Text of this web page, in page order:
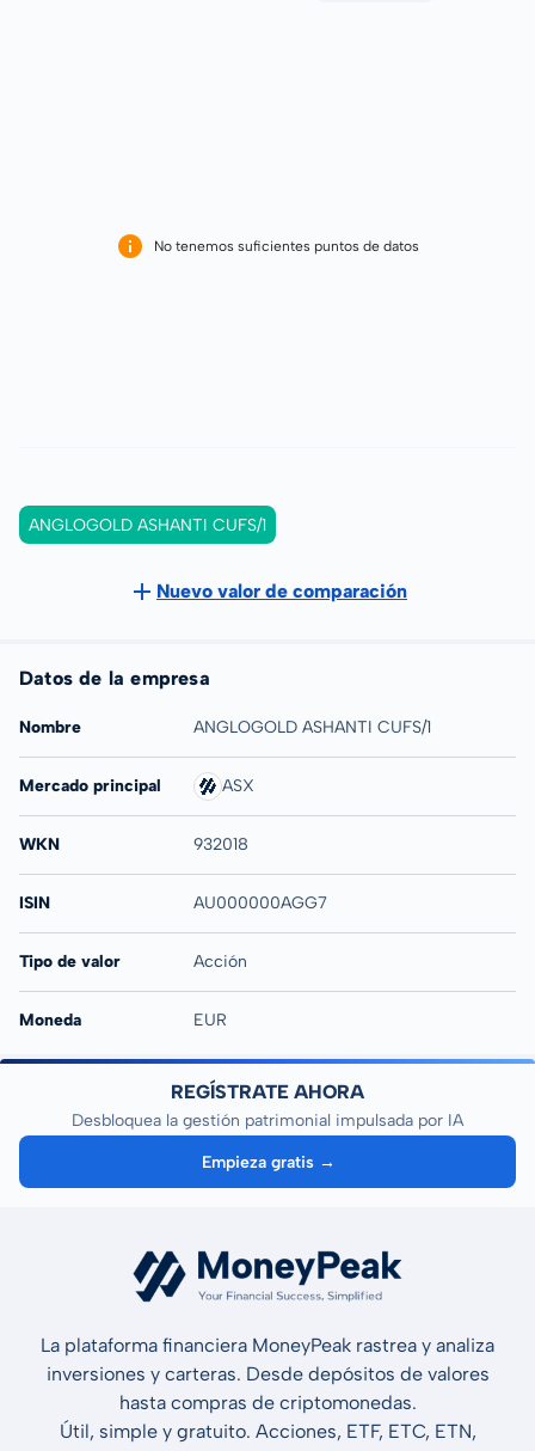
No tenemos suficientes puntos de datos
ANGLOGOLD ASHANTI CUFS/1
Nuevo valor de comparación
Datos de la empresa
Nombre ANGLOGOLD ASHANTI CUFS/1
Mercado principal ASX
WKN 932018
ISIN AU000000AGG7
Tipo de valor Acción
Moneda EUR
REGÍSTRATE AHORA
Desbloquea la gestión patrimonial impulsada por IA
Empieza gratis →
La plataforma financiera MoneyPeak rastrea y analiza
inversiones y carteras. Desde depósitos de valores
hasta compras de criptomonedas.
Útil, simple y gratuito. Acciones, ETF, ETC, ETN,